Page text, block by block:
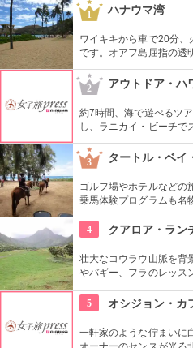
1 ハナウマ湾
ワイキキから車で20分
です。オアフ島屈指の透
生息しています。スノー
で年間100万人以上の観
2 アウトドア・ハ
約7時間、海で遊べるツ
し、ラニカイ・ビーチで
ー！スカヌーをこぎなが
きます。日本語スタッフ
ます。
3 タートル・ベイ
ゴルフ場やホテルなどの
乗馬体験プログラムも名
馬に乗りながら大自然を
暮れ時のビーチを巡る乗
4 クアロア・ラン
壮大なコウラウ山脈を背
やバギー、フラのレッス
ック・パーク』のロケ地
あります。
5 オシジョン・カ
一軒家のような佇まいに